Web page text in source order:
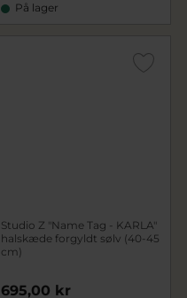
På lager
Studio Z "Name Tag - KARLA"
halskæde forgyldt sølv (40-45
cm)
695,00 kr